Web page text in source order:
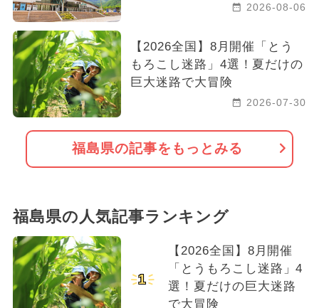
2026-08-06
【2026全国】8月開催「とう
もろこし迷路」4選！夏だけの
巨大迷路で大冒険
2026-07-30
福島県の記事をもっとみる
福島県の人気記事ランキング
1
【2026全国】8月開催
「とうもろこし迷路」4
選！夏だけの巨大迷路
で大冒険